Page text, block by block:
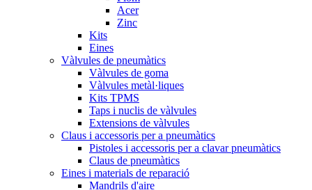
Acer
Zinc
Kits
Eines
Vàlvules de pneumàtics
Vàlvules de goma
Vàlvules metàl·liques
Kits TPMS
Taps i nuclis de vàlvules
Extensions de vàlvules
Claus i accessoris per a pneumàtics
Pistoles i accessoris per a clavar pneumàtics
Claus de pneumàtics
Eines i materials de reparació
Mandrils d'aire